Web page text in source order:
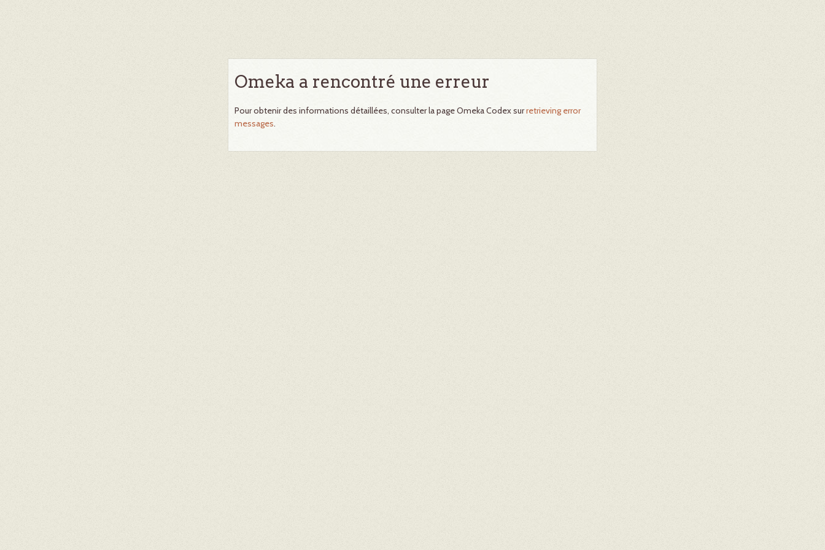
Omeka a rencontré une erreur
Pour obtenir des informations détaillées, consulter la page Omeka Codex surretrieving error
messages.